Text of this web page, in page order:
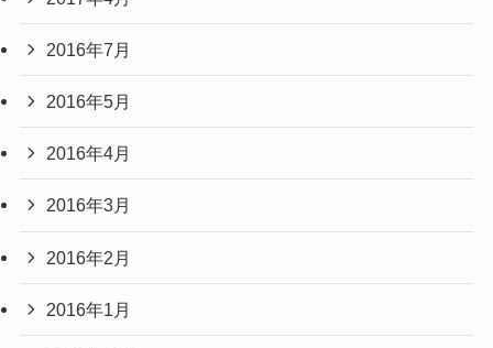
2016年7月
2016年5月
2016年4月
2016年3月
2016年2月
2016年1月